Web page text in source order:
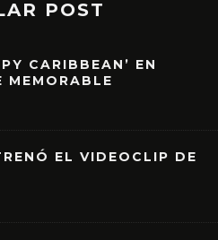
POST
CARIBBEAN’ EN
MEMORABLE
EL VIDEOCLIP DE